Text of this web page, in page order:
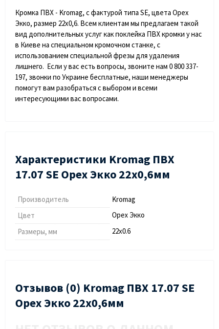
Кромка ПВХ - Kromag, с фактурой типа SE, цвета Орех
Экко, размер 22х0,6. Всем клиентам мы предлагаем такой
вид дополнительных услуг как поклейка ПВХ кромки у нас
в Киеве на специальном кромочном станке, с
использованием специальной фрезы для удаления
лишнего. Если у вас есть вопросы, звоните нам 0 800 337-
197, звонки по Украине бесплатные, наши менеджеры
помогут вам разобраться с выбором и всеми
интересующими вас вопросами.
Характеристики Kromag ПВХ
17.07 SЕ Орех Экко 22х0,6мм
Производитель
Kromag
Цвет
Орех Экко
Размеры, мм
22х0.6
Отзывов (0) Kromag ПВХ 17.07 SЕ
Орех Экко 22х0,6мм